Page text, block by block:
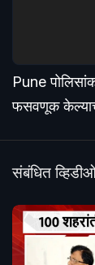
Pune
फसवणूक
संबंधित